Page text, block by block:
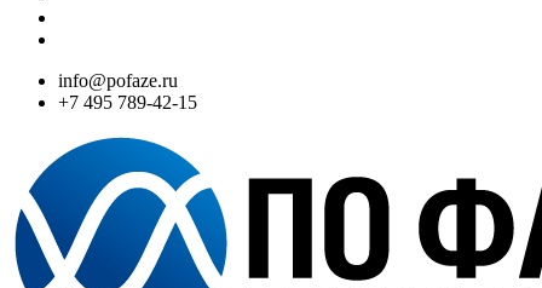
info@pofaze.ru
+7 495 789-42-15